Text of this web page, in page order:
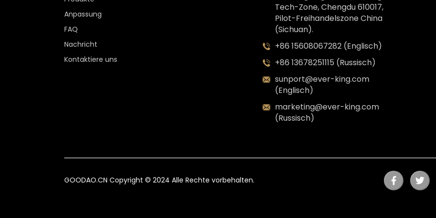
Anpassung
FAQ
Nachricht
Kontaktiere uns
Tech-Zone, Chengdu 610017,
Pilot-Freihandelszone China
(Sichuan).
+86 15608067282 (Englisch)
+86 13678251115 (Russisch)
sunport@ever-king.com
(Englisch)
marketing@ever-king.com
(Russisch)
GOODAO.CN Copyright © 2024 Alle Rechte vorbehalten.